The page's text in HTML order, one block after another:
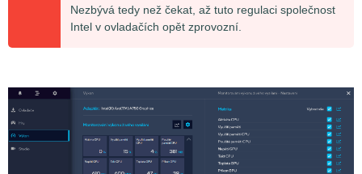
Nezbývá tedy než čekat, až tuto regulaci společnost
Intel v ovladačích opět zprovozní.